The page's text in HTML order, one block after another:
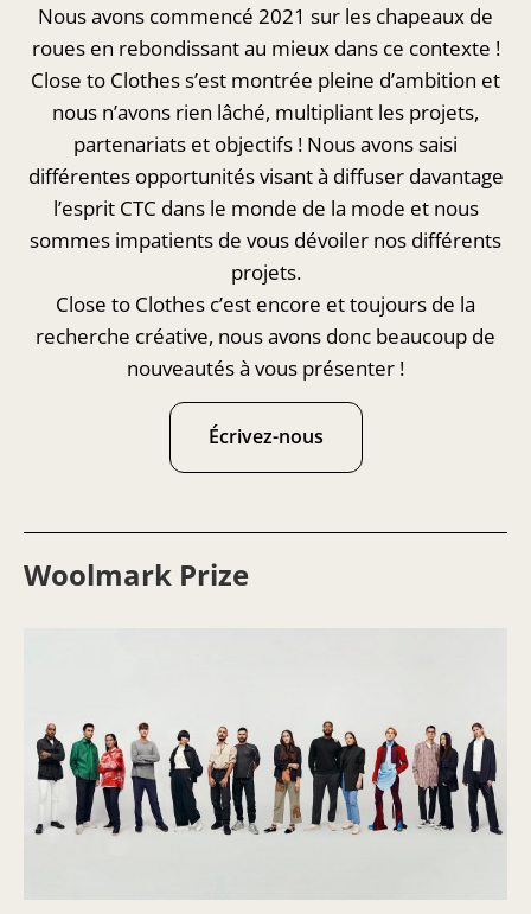
Nous avons commencé 2021 sur les chapeaux de
roues en rebondissant au mieux dans ce contexte !
Close to Clothes s’est montrée pleine d’ambition et
nous n’avons rien lâché, multipliant les projets,
partenariats et objectifs ! Nous avons saisi
différentes opportunités visant à diffuser davantage
l’esprit CTC dans le monde de la mode et nous
sommes impatients de vous dévoiler nos différents
projets.
Close to Clothes c’est encore et toujours de la
recherche créative, nous avons donc beaucoup de
nouveautés à vous présenter !
Écrivez-nous
Woolmark Prize